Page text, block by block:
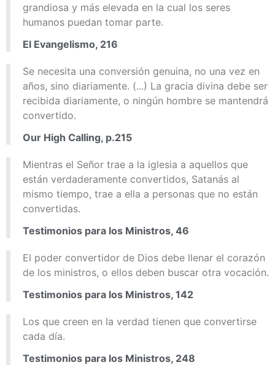
grandiosa y más elevada en la cual los seres
humanos puedan tomar parte.
El Evangelismo, 216
Se necesita una conversión genuina, no una vez en
años, sino diariamente. (...) La gracia divina debe ser
recibida diariamente, o ningún hombre se mantendrá
convertido.
Our High Calling, p.215
Mientras el Señor trae a la iglesia a aquellos que
están verdaderamente convertidos, Satanás al
mismo tiempo, trae a ella a personas que no están
convertidas.
Testimonios para los Ministros, 46
El poder convertidor de Dios debe llenar el corazón
de los ministros, o ellos deben buscar otra vocación.
Testimonios para los Ministros, 142
Los que creen en la verdad tienen que convertirse
cada día.
Testimonios para los Ministros, 248